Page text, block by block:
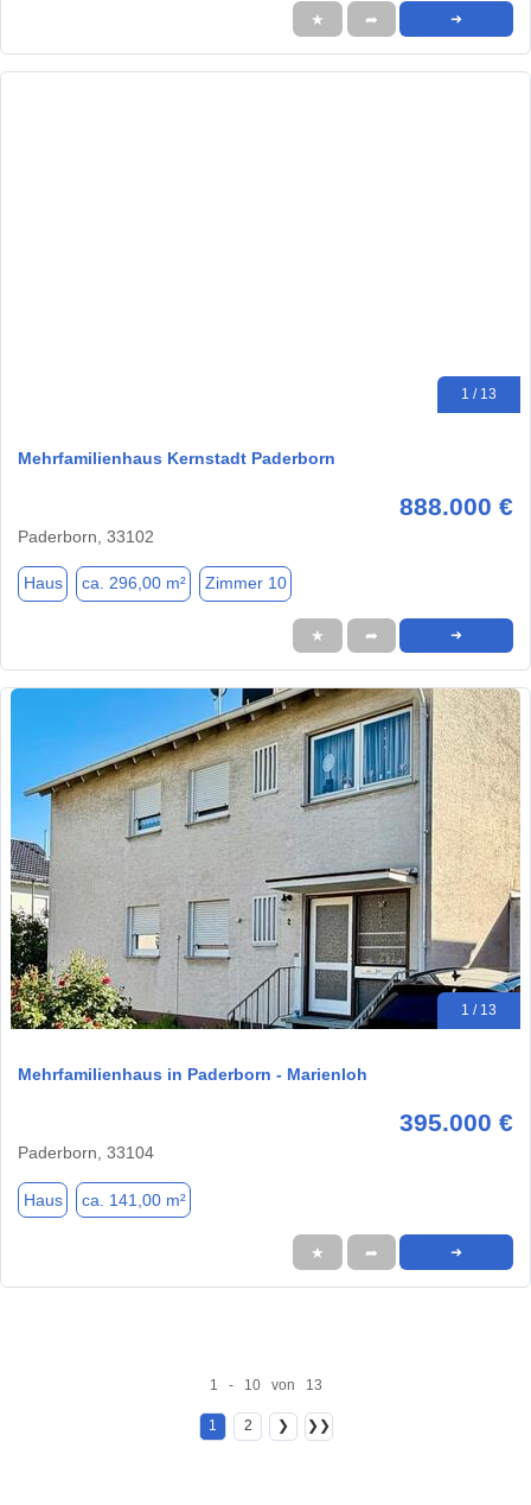
★ ➦ ➜
1 / 13
Mehrfamilienhaus Kernstadt Paderborn
888.000 €
Paderborn, 33102
Haus ca. 296,00 m² Zimmer 10
★ ➦ ➜
1 / 13
Mehrfamilienhaus in Paderborn - Marienloh
395.000 €
Paderborn, 33104
Haus ca. 141,00 m²
★ ➦ ➜
1 - 10 von 13
1 2 ❯ ❯❯